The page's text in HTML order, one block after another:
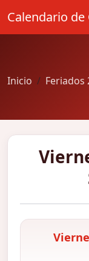
Calendario de
Inicio Feriados